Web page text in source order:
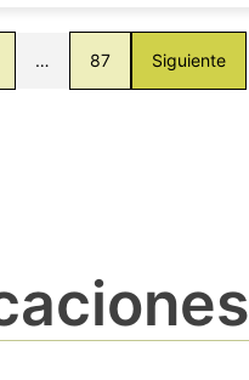
… 87 Siguiente